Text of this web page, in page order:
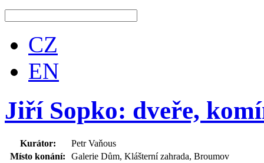
CZ
EN
Jiří Sopko: dveře,
Kurátor:
Petr Vaňous
Místo konání:
Galerie Dům, Klášterní zahrada, Broumov